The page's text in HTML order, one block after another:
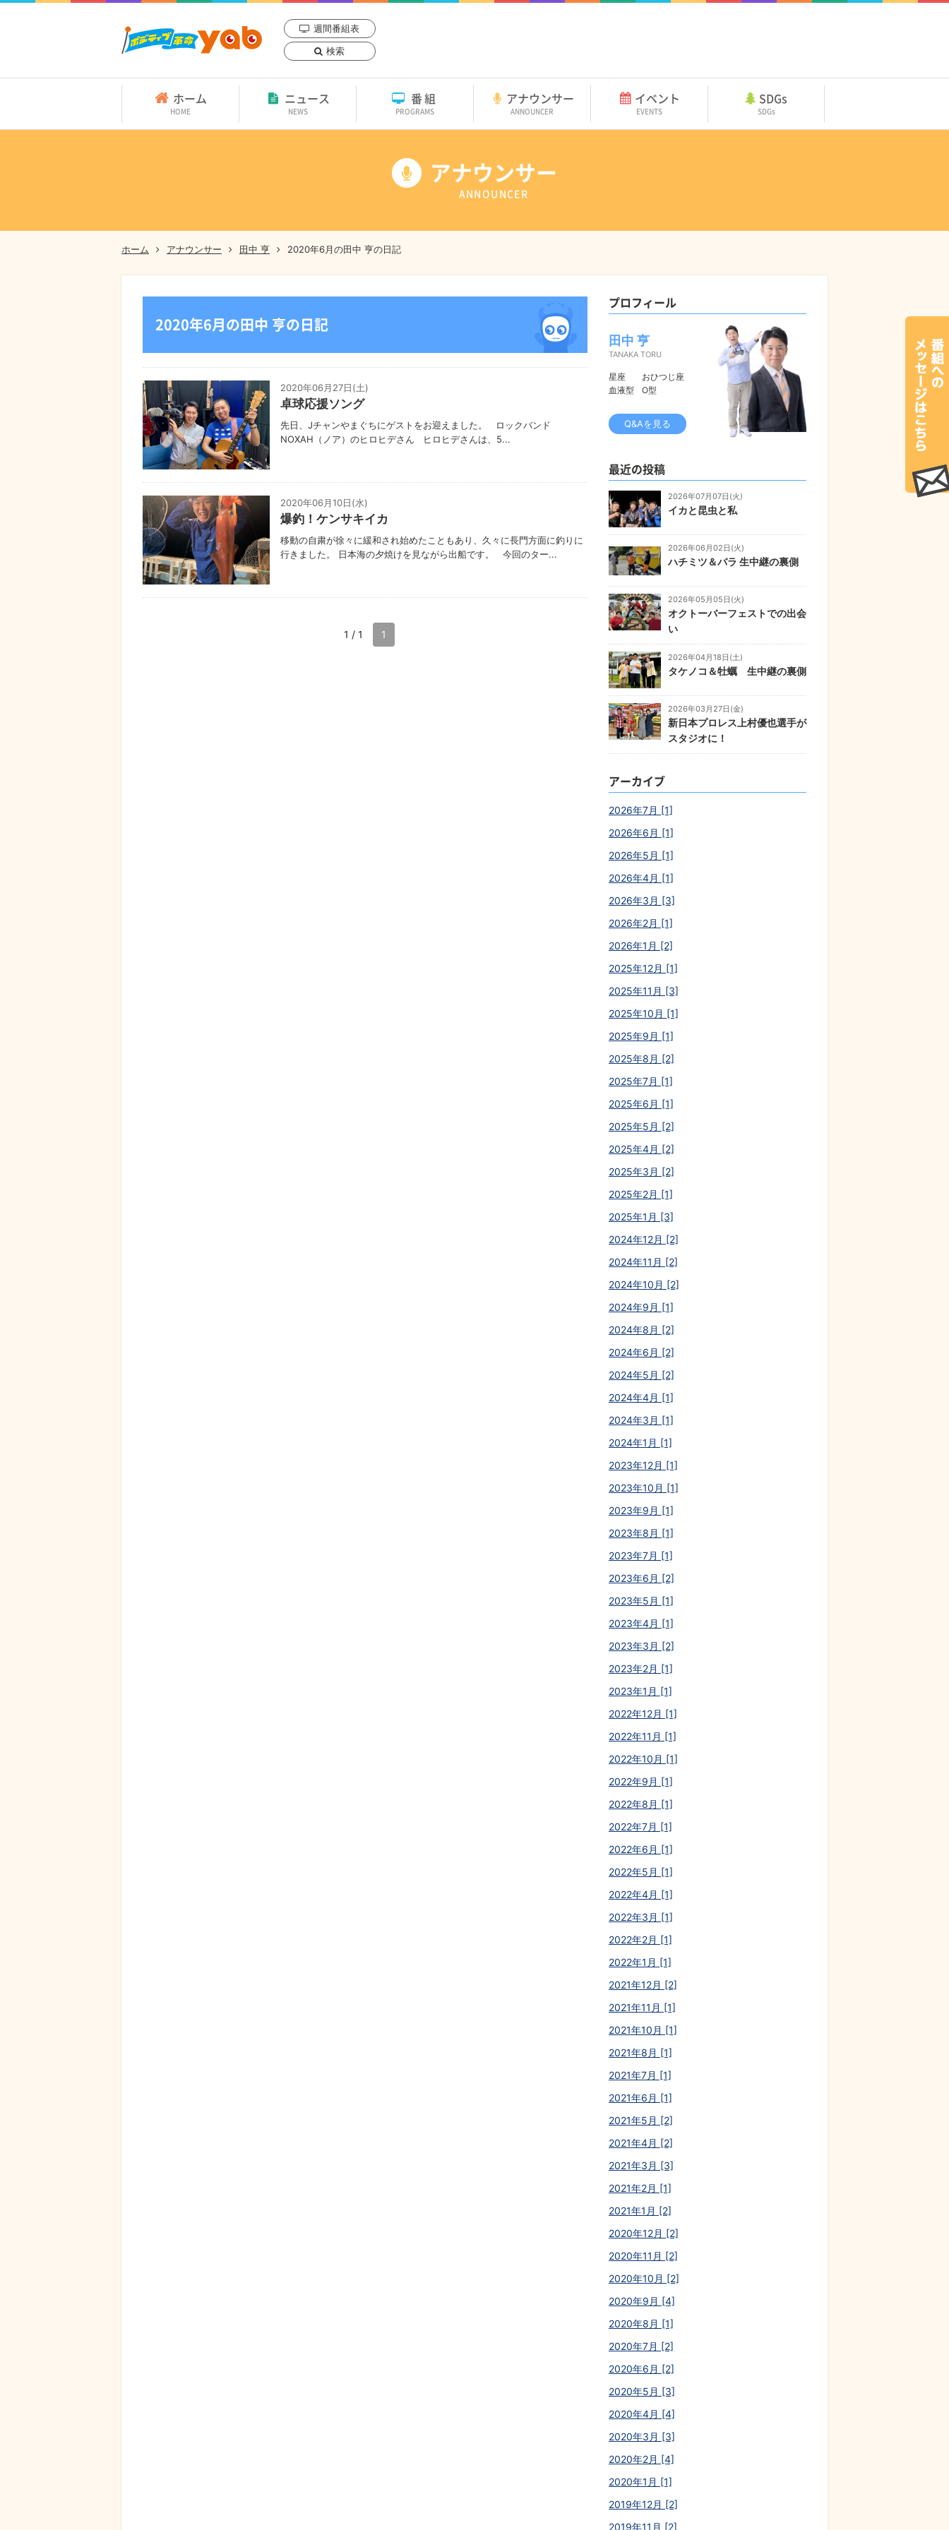
週間番組表
検索
ホーム
HOME
ニュース
NEWS
番組
PROGRAMS
アナウンサー
ANNOUNCER
イベント
EVENTS
SDGs
SDGs
アナウンサー
ANNOUNCER
ホーム アナウンサー 田中 亨 2020年6月の田中 亨の日記
2020年6月の田中 亨の日記
2020年06月27日(土)
卓球応援ソング
先日、Jチャンやまぐちにゲストをお迎えました。 ロックバンド
NOXAH（ノア）のヒロヒデさん ヒロヒデさんは、5...
2020年06月10日(水)
爆釣！ケンサキイカ
移動の自粛が徐々に緩和され始めたこともあり、久々に長門方面に釣りに
行きました。 日本海の夕焼けを見ながら出船です。 今回のター...
1 / 1 1
プロフィール
田中 亨
TANAKA TORU
星座
おひつじ座
血液型
O型
Q&Aを見る
最近の投稿
2026年07月07日(火)
イカと昆虫と私
2026年06月02日(火)
ハチミツ＆バラ 生中継の裏側
2026年05月05日(火)
オクトーバーフェストでの出会
い
2026年04月18日(土)
タケノコ＆牡蠣 生中継の裏側
2026年03月27日(金)
新日本プロレス上村優也選手が
スタジオに！
アーカイブ
2026年7月 [1]
2026年6月 [1]
2026年5月 [1]
2026年4月 [1]
2026年3月 [3]
2026年2月 [1]
2026年1月 [2]
2025年12月 [1]
2025年11月 [3]
2025年10月 [1]
2025年9月 [1]
2025年8月 [2]
2025年7月 [1]
2025年6月 [1]
2025年5月 [2]
2025年4月 [2]
2025年3月 [2]
2025年2月 [1]
2025年1月 [3]
2024年12月 [2]
2024年11月 [2]
2024年10月 [2]
2024年9月 [1]
2024年8月 [2]
2024年6月 [2]
2024年5月 [2]
2024年4月 [1]
2024年3月 [1]
2024年1月 [1]
2023年12月 [1]
2023年10月 [1]
2023年9月 [1]
2023年8月 [1]
2023年7月 [1]
2023年6月 [2]
2023年5月 [1]
2023年4月 [1]
2023年3月 [2]
2023年2月 [1]
2023年1月 [1]
2022年12月 [1]
2022年11月 [1]
2022年10月 [1]
2022年9月 [1]
2022年8月 [1]
2022年7月 [1]
2022年6月 [1]
2022年5月 [1]
2022年4月 [1]
2022年3月 [1]
2022年2月 [1]
2022年1月 [1]
2021年12月 [2]
2021年11月 [1]
2021年10月 [1]
2021年8月 [1]
2021年7月 [1]
2021年6月 [1]
2021年5月 [2]
2021年4月 [2]
2021年3月 [3]
2021年2月 [1]
2021年1月 [2]
2020年12月 [2]
2020年11月 [2]
2020年10月 [2]
2020年9月 [4]
2020年8月 [1]
2020年7月 [2]
2020年6月 [2]
2020年5月 [3]
2020年4月 [4]
2020年3月 [3]
2020年2月 [4]
2020年1月 [1]
2019年12月 [2]
2019年11月 [2]